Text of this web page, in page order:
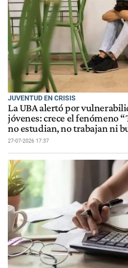
JUVENTUD EN CRISIS
La UBA alertó por
jóvenes: crece el fenómeno
no estudian, no trabajan ni
27-07-2026 17:37